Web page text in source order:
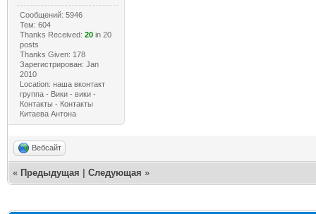
Сообщений: 5946
Тем: 604
Thanks Received: 20in 20
posts
Thanks Given: 178
Зарегистрирован: Jan
2010
Location: наша вконтакт
группа - Вики - вики -
Контакты - Контакты
Китаева Антона
Вебсайт
« Предыдущая Следующая »